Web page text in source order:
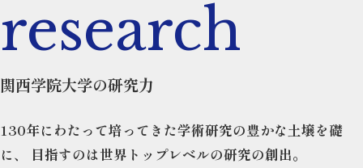
research
関西学院大学の研究力
130年にわたって培ってきた学術研究の豊かな土壌を礎
に、
目指すのは世界トップレベルの研究の創出。